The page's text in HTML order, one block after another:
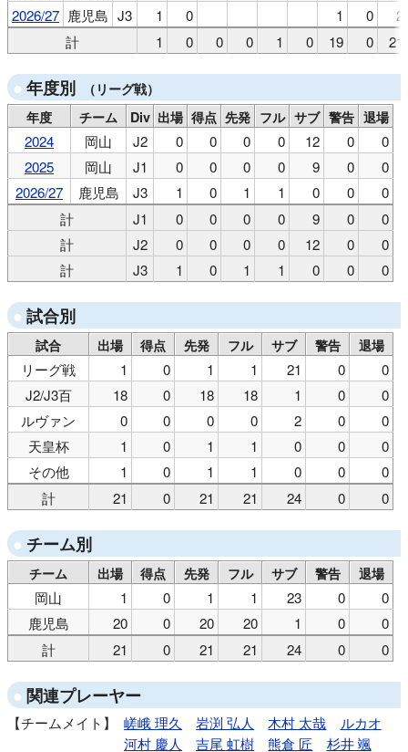
2026/27 鹿児島 J3 1 0 1 0
2
計
1 0 0 0 1 0 19 0 21
年度別
（リーグ戦）
年度
チーム Div 出場 得点 先発 フル サブ 警告 退場
2024 岡山 J2 0 0 0 0 12 0
0
2025
岡山 J1 0 0 0 0 9 0
0
2026/27
鹿児島 J3 1 0 1 1 0 0
0
計
J1 0 0 0 0 9 0
0
計
J2 0 0 0 0 12 0
0
計
J3 1 0 1 1 0 0 0
試合別
試合 出場 得点 先発 フル サブ 警告 退場
リーグ戦 1 0 1 1 21 0
0
J2/J3百
18 0 18 18 1 0
0
ルヴァン
0 0 0 0 2 0
0
天皇杯
1 0 1 1 0 0
0
その他
1 0 1 1 0 0
0
計
21 0 21 21 24 0 0
チーム別
チーム 出場 得点 先発 フル サブ 警告 退場
岡山 1 0 1 1 23 0
0
鹿児島
20 0 20 20 1 0
0
計
21 0 21 21 24 0 0
関連プレーヤー
チームメイト 嵯峨 理久 岩渕 弘人 木村 太哉
ルカオ
河村 慶人
吉尾 虹樹 熊倉 匠
杉井 颯